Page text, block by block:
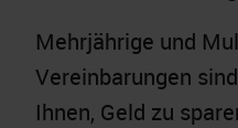
Mehrjährige und
Vereinbarungen
Ihnen, Geld zu